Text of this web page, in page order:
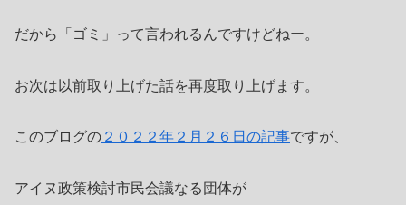
だから「ゴミ」って言われるんですけどねー。
お次は以前取り上げた話を再度取り上げます。
このブログの ２０２２年２月２６日の記事ですが、
アイヌ政策検討市民会議なる団体が